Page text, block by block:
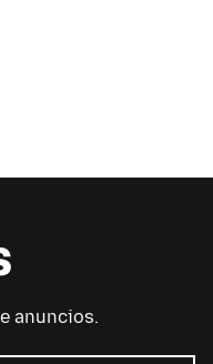
anuncios.